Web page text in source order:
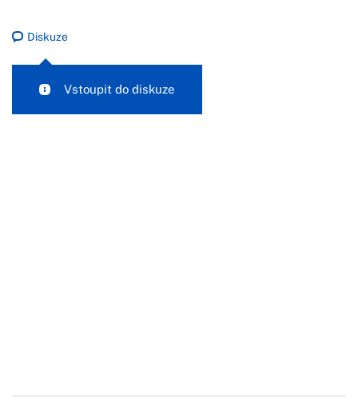
Diskuze
Vstoupit do diskuze